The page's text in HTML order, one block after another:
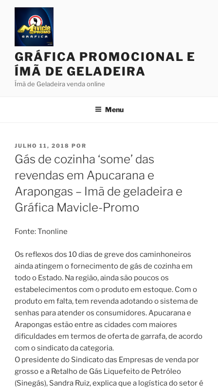
Pular
conteúdo
GRÁFICA PROMOCIONAL E
ÍMÃ DE GELADEIRA
Ímã de Geladeira venda online
Menu
PUBLICADO
EM
JULHO 11, 2018 POR
Gás de cozinha ‘some’ das
revendas em Apucarana e
Arapongas – Imã de geladeira e
Gráfica Mavicle-Promo
Fonte: Tnonline
Os reflexos dos 10 dias de greve dos caminhoneiros
ainda atingem o fornecimento de gás de cozinha em
todo o Estado. Na região, ainda são poucos os
estabelecimentos com o produto em estoque. Com o
produto em falta, tem revenda adotando o sistema de
senhas para atender os consumidores. Apucarana e
Arapongas estão entre as cidades com maiores
dificuldades em termos de oferta de garrafa, de acordo
com o sindicato da categoria.
O presidente do Sindicato das Empresas de venda por
grosso e a Retalho de Gás Liquefeito de Petróleo
(Sinegás), Sandra Ruiz, explica que a logística do setor é